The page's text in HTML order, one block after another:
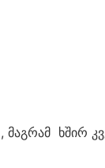
ხშირ